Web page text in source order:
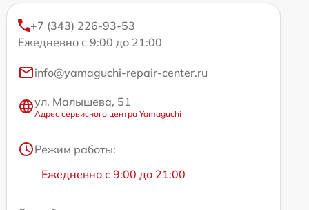
+7 (343) 226-93-53
Ежедневно с 9:00 до 21:00
info@yamaguchi-repair-center.ru
ул. Малышева, 51
Адрес сервисного центра Yamaguchi
Режим работы:
Ежедневно с 9:00 до 21:00